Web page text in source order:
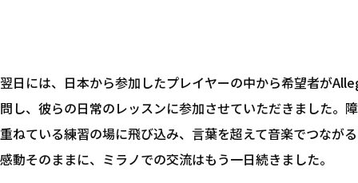
翌日には、日本から参加したプレイヤーの中から希望者が
問し、彼らの日常のレッスンに参加させていただきました。
重ねている練習の場に飛び込み、言葉を超えて音楽でつなが
感動そのままに、ミラノでの交流はもう一日続きました。